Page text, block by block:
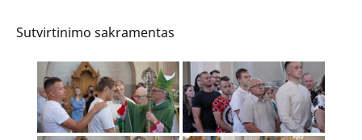
Sutvirtinimo sakramentas